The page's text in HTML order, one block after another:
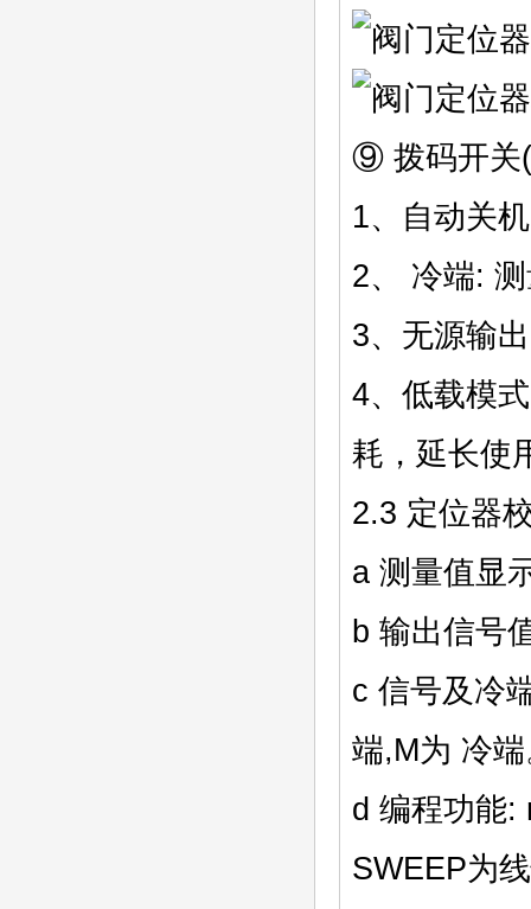
⑨ 拨码开关
1、自动关
2、 冷端:
3、无源输
4、低载模
耗，延长使
2.3 定位器
a 测量值显
b 输出信号
c 信号及冷
端,M为 冷
d 编程功能:
SWEEP为